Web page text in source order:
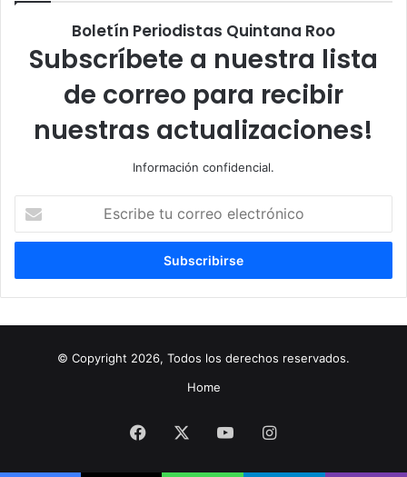
Boletín Periodistas Quintana Roo
Subscríbete a nuestra lista
de correo para recibir
nuestras actualizaciones!
Información confidencial.
correo
© Copyright 2026, Todos los derechos reservados.
Home
Facebook YouTubeInstagram